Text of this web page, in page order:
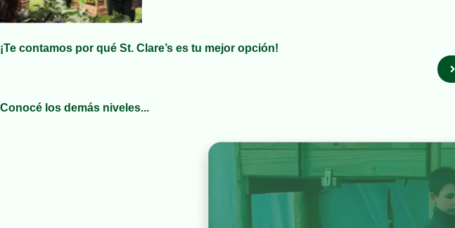
¡Te contamos por qué St. Clare’s es tu mejor opción!
Conocé los demás niveles...